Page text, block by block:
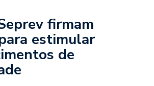
firmam
estimular
de